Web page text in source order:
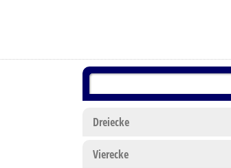
Dreiecke
Vierecke